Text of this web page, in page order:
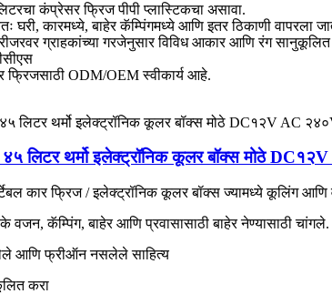
कंप्रेसर फ्रिज पीपी प्लास्टिकचा असावा.
घरी, कारमध्ये, बाहेर कॅम्पिंगमध्ये आणि इतर ठिकाणी वापरला
ग्राहकांच्या गरजेनुसार विविध आकार आणि रंग
ODM/OEM स्वीकार्य आहे.
लिटर थर्मो इलेक्ट्रॉनिक कूलर बॉक्स मोठे
कार फ्रिज / इलेक्ट्रॉनिक कूलर बॉक्स ज्यामध्ये कूलिंग
वजन, कॅम्पिंग, बाहेर आणि प्रवासासाठी बाहेर नेण्यासाठी चांगले.
आणि फ्रीऑन नसलेले साहित्य
करा